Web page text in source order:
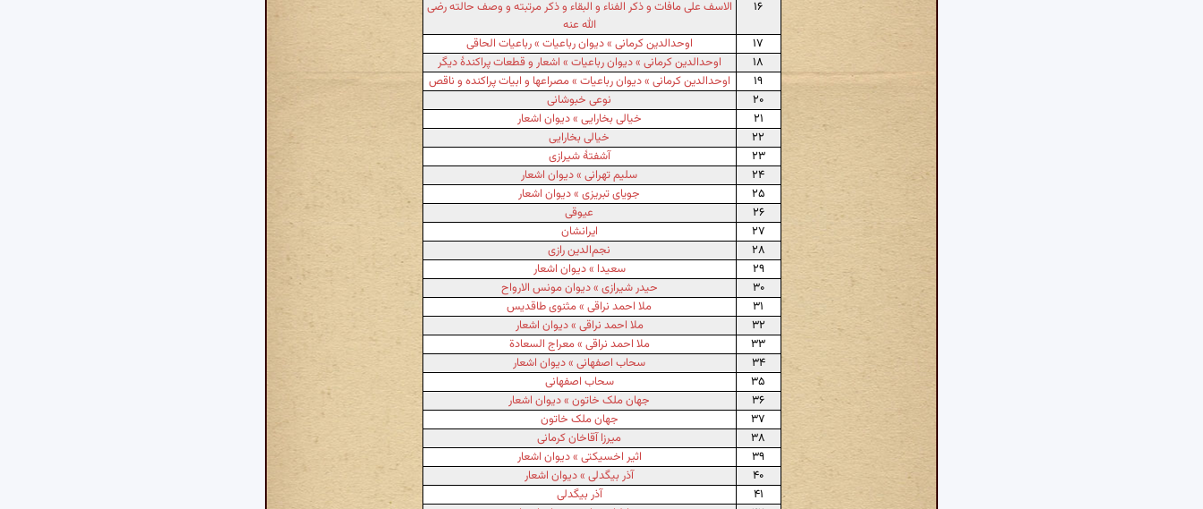
۱۶
الاسف علی مافات و ذکر الفناء و البقاء و ذکر مرتبته و وصف حالته رضی
الله عنه
۱۷
اوحدالدین کرمانی » دیوان رباعیات » رباعیات الحاقی
۱۸
اوحدالدین کرمانی » دیوان رباعیات » اشعار و قطعات پراکندهٔ دیگر
۱۹
اوحدالدین کرمانی » دیوان رباعیات » مصراعها و ابیات پراکنده و ناقص
۲۰
نوعی خبوشانی
۲۱
خیالی بخارایی » دیوان اشعار
۲۲
خیالی بخارایی
۲۳
آشفتهٔ شیرازی
۲۴
سلیم تهرانی » دیوان اشعار
۲۵
جویای تبریزی » دیوان اشعار
۲۶
عیوقی
۲۷
ایرانشان
۲۸
نجم‌الدین رازی
۲۹
سعیدا » دیوان اشعار
۳۰
حیدر شیرازی » دیوان مونس الارواح
۳۱
ملا احمد نراقی » مثنوی طاقدیس
۳۲
ملا احمد نراقی » دیوان اشعار
۳۳
ملا احمد نراقی » معراج السعادة
۳۴
سحاب اصفهانی » دیوان اشعار
۳۵
سحاب اصفهانی
۳۶
جهان ملک خاتون » دیوان اشعار
۳۷
جهان ملک خاتون
۳۸
میرزا آقاخان کرمانی
۳۹
اثیر اخسیکتی » دیوان اشعار
۴۰
آذر بیگدلی » دیوان اشعار
۴۱
آذر بیگدلی